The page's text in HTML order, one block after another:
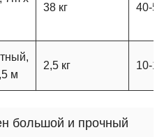
38 кг 40-
м
2,5 кг 10-
большой и прочный